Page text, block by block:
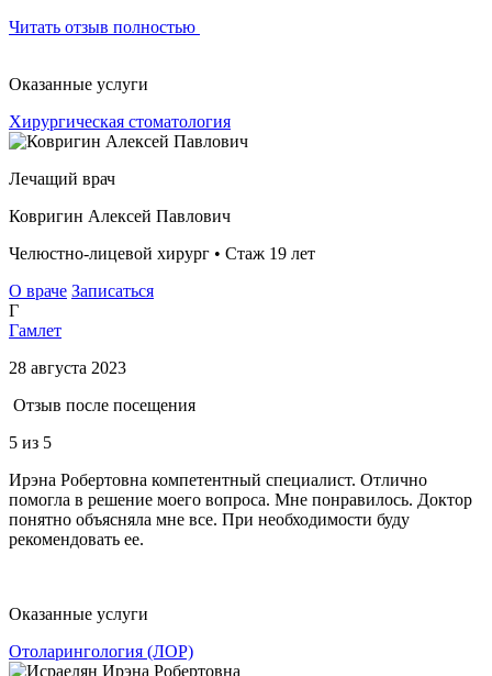
Читать отзыв полностью
Оказанные услуги
Хирургическая стоматология
Лечащий врач
Ковригин Алексей Павлович
Челюстно-лицевой хирург • Стаж 19 лет
О враче Записаться
Г
Гамлет
28 августа 2023
Отзыв после посещения
5 из 5
Ирэна Робертовна компетентный специалист. Отлично
помогла в решение моего вопроса. Мне понравилось. Доктор
понятно объясняла мне все. При необходимости буду
рекомендовать ее.
Оказанные услуги
Отоларингология (ЛОР)